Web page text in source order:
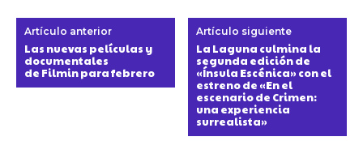
Artículo anterior
Las nuevas películas y
documentales
de Filmin para febrero
Artículo siguiente
La Laguna culmina la
segunda edición de
«Ínsula Escénica» con el
estreno de «En el
escenario de Crimen:
una experiencia
surrealista»